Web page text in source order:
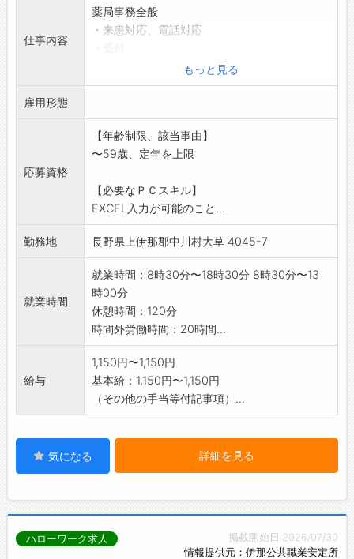
仕事内容
薬局事務全般
・来患対応、電話対応
・会計
その他事業主指示業務
変更範囲:事業所の定める業務
もっと見る
雇用形態
応募資格
【年齢制限、該当事由】
〜59歳、定年を上限
【必要なＰＣスキル】
EXCEL入力が可能のこと...
勤務地 長野県上伊那郡中川村大草 4045-7
就業時間
就業時間：8時30分〜18時30分 8時30分〜13
時00分
休憩時間：120分
時間外労働時間：20時間...
給与
1,150円〜1,150円
基本給：1,150円〜1,150円
（その他の手当等付記事項）...
気になる 詳細を見る
掲載開始日:2026/07/30
情報提供元：伊那公共職業安定所
ハローワーク求人